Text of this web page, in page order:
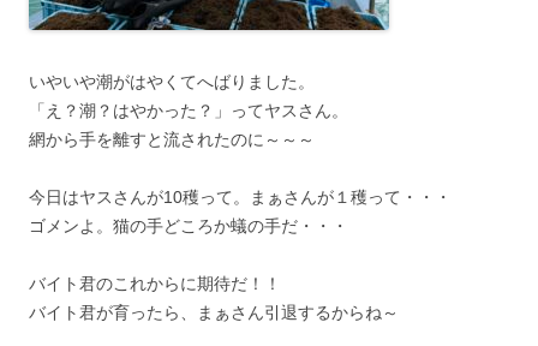
いやいや潮がはやくてへばりました。
「え？潮？はやかった？」ってヤスさん。
網から手を離すと流されたのに～～～
今日はヤスさんが10穫って。まぁさんが１穫って・・・
ゴメンよ。猫の手どころか蟻の手だ・・・
バイト君のこれからに期待だ！！
バイト君が育ったら、まぁさん引退するからね～